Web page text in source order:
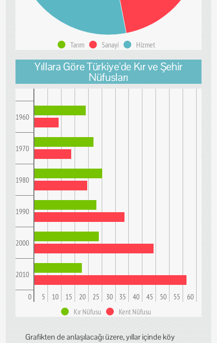
Tarım Sanayi Hizmet
Yıllara Göre Türkiye'de Kır ve Şehir
Nüfusları
1960
1970
1980
1990
2000
2010
0 5 10 15 20 25 30 35 40 45 50 55
60
Kır Nüfusu
Kent Nüfusu
Grafikten de anlaşılacağı üzere, yıllar içinde köy